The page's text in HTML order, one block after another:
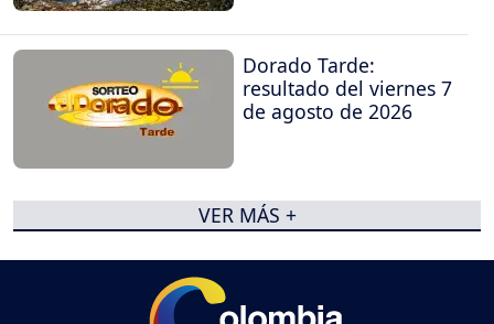
Dorado Tarde:
resultado del viernes 7
de agosto de 2026
VER MÁS +